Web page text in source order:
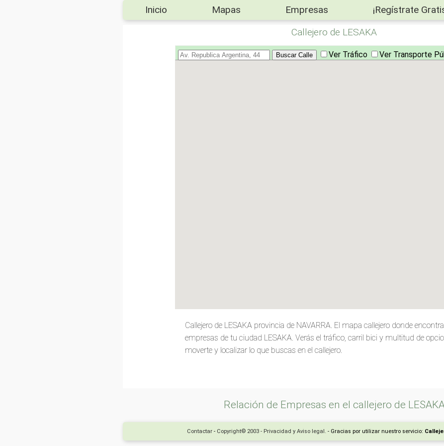
Inicio Mapas Empresas ¡Regístrate
Callejero de LESAKA
Ver Tráfico Ver Transporte
Callejero de LESAKA provincia de NAVARRA. El mapa callejero donde
empresas de tu ciudad LESAKA. Verás el tráfico, carril bici y multitud de
moverte y localizar lo que buscas en el callejero.
Relación de Empresas en el callejero de
Contactar - Copyright© 2003 - Privacidad y Aviso legal. - Gracias por utilizar nuestro servicio: